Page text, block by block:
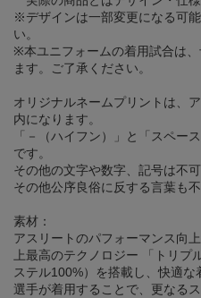
※デザインは一部変更になる可
い。
※本ユニフォームの着用試合は
ます。ご了承ください。
オリジナルネームプリントは、
内になります。
「－（ハイフン）」と「スペー
です。
その他の文字や数字、記号は不可
その他公序良俗に反する言葉も不
素材：
アスリートのパフォーマンス向
上最高のテクノロジー 「トリ
ステル100%）を搭載し、快適な
選手が着用することで、更なる